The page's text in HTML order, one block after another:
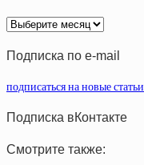
Архив
статей
Подписка по e-mail
подписаться на новые статьи
Подписка вКонтакте
Смотрите также: